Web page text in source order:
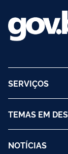
SERVIÇOS
TEMAS EM
NOTÍCIAS